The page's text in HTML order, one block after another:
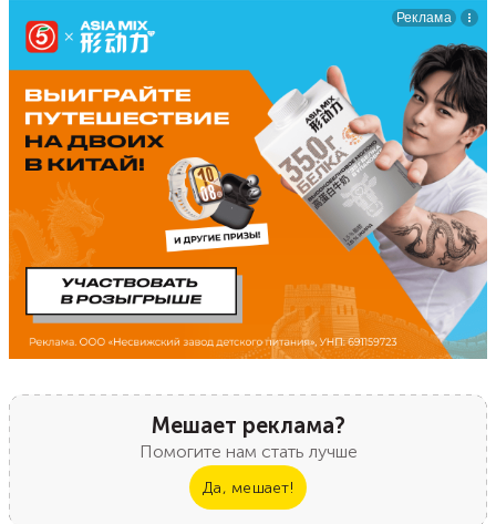
Мешает реклама?
Помогите нам стать лучше
Да, мешает!